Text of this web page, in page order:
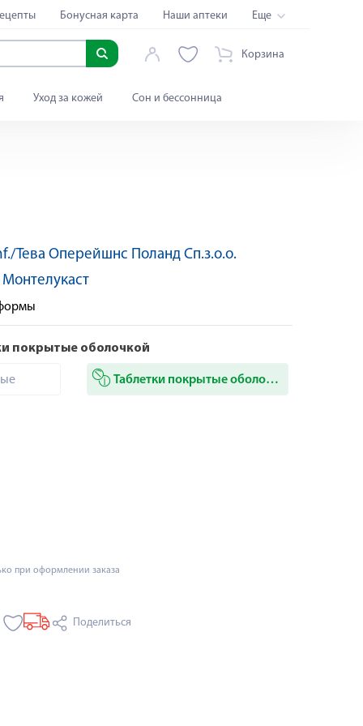
Бонусная карта Наши аптеки Еще
Корзина
Уход за кожей Сон и бессонница
По рецепту
Тева Оперейшнс Поланд Сп.з.о.о.
Монтелукаст
покрытые оболочкой
Таблетки покрытые оболочкой
при оформлении заказа
Поделиться